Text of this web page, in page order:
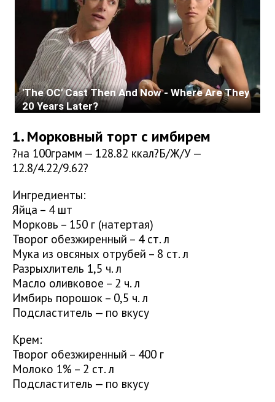
1. Морковный торт с имбирем
?на 100грамм — 128.82 ккал?Б/Ж/У —
12.8/4.22/9.62?
Ингредиенты:
Яйца – 4 шт
Морковь – 150 г (натертая)
Творог обезжиренный – 4 ст. л
Мука из овсяных отрубей – 8 ст. л
Разрыхлитель 1,5 ч. л
Масло оливковое – 2 ч. л
Имбирь порошок – 0,5 ч. л
Подсластитель — по вкусу
Крем:
Творог обезжиренный – 400 г
Молоко 1% – 2 ст. л
Подсластитель — по вкусу